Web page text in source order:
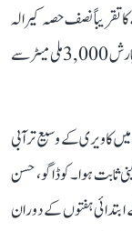
تقریباً نصف حصہ کیرالہ
میں واقع ہے، جہاں مغربی گھاٹ کے کئی علاقوں میں سالانہ بارش 3,000 ملی میٹر سے
کاویری کے وسیع تر آبی
ثابت ہوا۔ کوڈاگو، حسن
ہفتوں کے دوران